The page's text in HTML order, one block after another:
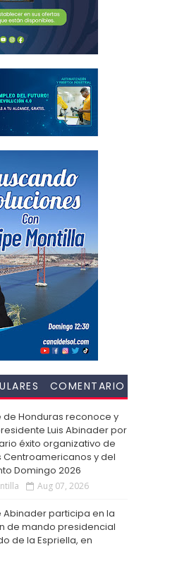
COMENTARIO
de Honduras reconoce y
Luis Abinader por
éxito organizativo de
Centroamericanos y del
Domingo 2026
Aug 07, 2026
Abinader participa en la
de mando presidencial
de la Espriella, en